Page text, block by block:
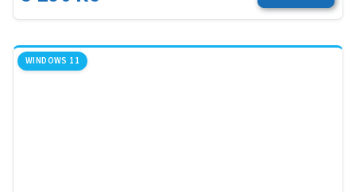
WINDOWS 11